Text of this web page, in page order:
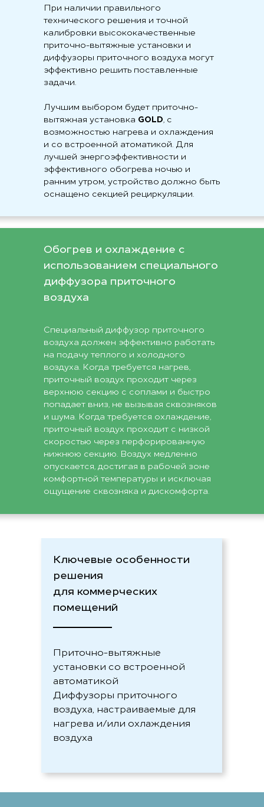
Обогрев и охлаждение с
использованием специального
диффузора приточного
воздуха
При наличии правильного
технического решения и точной
калибровки высококачественные
приточно-вытяжные установки и
диффузоры приточного воздуха могут
эффективно решить поставленные
задачи.
Лучшим выбором будет приточно-
вытяжная установка GOLD , с
возможностью нагрева и охлаждения
и со встроенной атоматикой. Для
лучшей энергоэффективности и
эффективного обогрева ночью и
ранним утром, устройство должно быть
оснащено секцией рециркуляции.
Специальный диффузор приточного
воздуха должен эффективно работать
на подачу теплого и холодного
воздуха. Когда требуется нагрев,
приточный воздух проходит через
верхнюю секцию с соплами и быстро
попадает вниз, не вызывая сквозняков
и шума. Когда требуется охлаждение,
приточный воздух проходит с низкой
скоростью через перфорированную
нижнюю секцию. Воздух медленно
опускается, достигая в рабочей зоне
комфортной температуры и исключая
ощущение сквозняка и дискомфорта.
Ключевые особенности
решения
для коммерческих
помещений
Приточно-вытяжные
установки со встроенной
автоматикой
Диффузоры приточного
воздуха, настраиваемые для
нагрева и/или охлаждения
воздуха